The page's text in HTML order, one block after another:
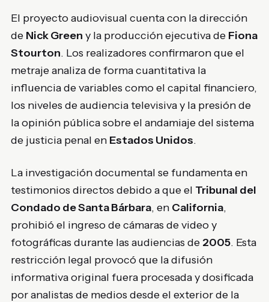
El proyecto audiovisual cuenta con la dirección
de Nick Green y la producción ejecutiva de Fiona
Stourton. Los realizadores confirmaron que el
metraje analiza de forma cuantitativa la
influencia de variables como el capital financiero,
los niveles de audiencia televisiva y la presión de
la opinión pública sobre el andamiaje del sistema
de justicia penal en Estados Unidos.
La investigación documental se fundamenta en
testimonios directos debido a que el Tribunal del
Condado de Santa Bárbara, en California,
prohibió el ingreso de cámaras de video y
fotográficas durante las audiencias de 2005. Esta
restricción legal provocó que la difusión
informativa original fuera procesada y dosificada
por analistas de medios desde el exterior de la